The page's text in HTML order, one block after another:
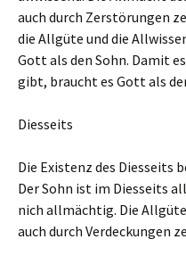
auch durch Zerstörungen
die Allgüte und die
Gott als den Sohn. Damit
gibt, braucht es Gott als
Diesseits
Die Existenz des Diesseits
Der Sohn ist im Diesseits
nich allmächtig. Die
auch durch Verdeckungen